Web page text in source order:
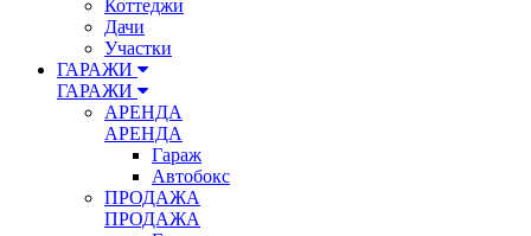
Коттеджи
Дачи
Участки
ГАРАЖИ
ГАРАЖИ
АРЕНДА
АРЕНДА
Гараж
Автобокс
ПРОДАЖА
ПРОДАЖА